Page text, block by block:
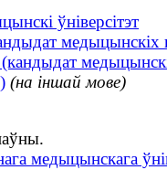
ўніверсітэт
медыцынскіх
(кандыдат
(на іншай мове)
медыцынскага